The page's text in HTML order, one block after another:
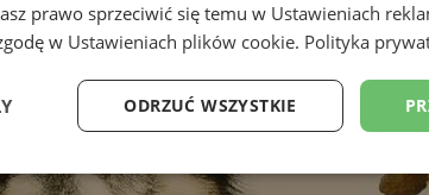
prawo sprzeciwić się temu w Ustawieniach
w Ustawieniach plików cookie. Polityka
ODRZUĆ WSZYSTKIE
Wydajność Targetowanie